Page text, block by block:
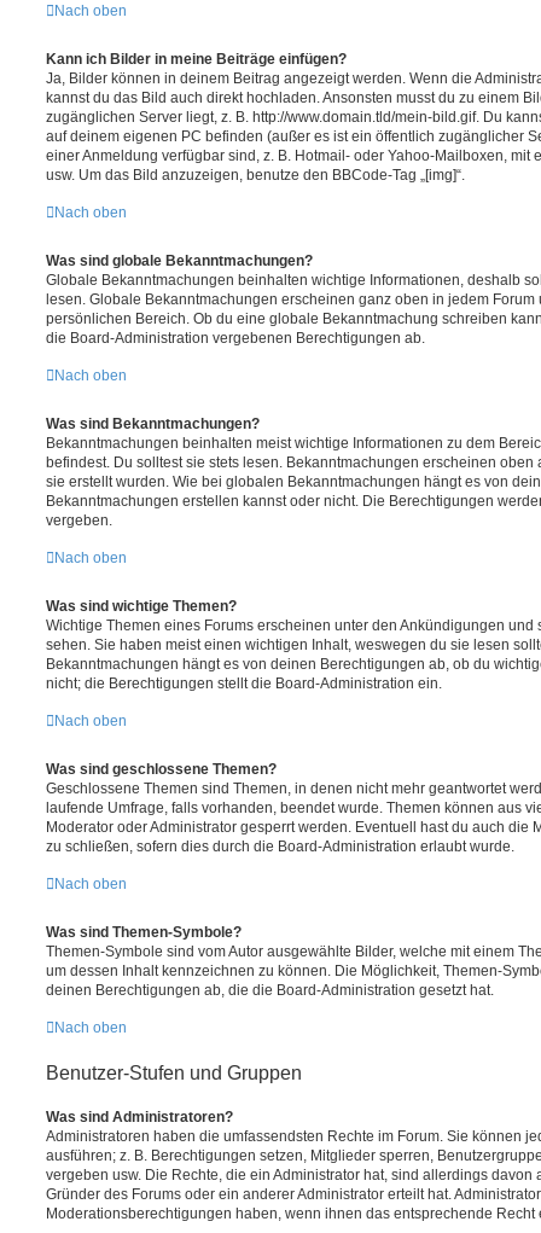
Nach oben
Kann ich Bilder in meine Beiträge einfügen?
Ja, Bilder können in deinem Beitrag angezeigt werden. Wenn die
kannst du das Bild auch direkt hochladen. Ansonsten musst du zu einem
zugänglichen Server liegt, z. B. http://www.domain.tld/mein-bild.gif. Du
auf deinem eigenen PC befinden (außer es ist ein öffentlich zugänglicher
einer Anmeldung verfügbar sind, z. B. Hotmail- oder Yahoo-Mailboxen, mit
usw. Um das Bild anzuzeigen, benutze den BBCode-Tag „[img]“.
Nach oben
Was sind globale Bekanntmachungen?
Globale Bekanntmachungen beinhalten wichtige Informationen, deshalb
lesen. Globale Bekanntmachungen erscheinen ganz oben in jedem
persönlichen Bereich. Ob du eine globale Bekanntmachung schreiben
die Board-Administration vergebenen Berechtigungen ab.
Nach oben
Was sind Bekanntmachungen?
Bekanntmachungen beinhalten meist wichtige Informationen zu dem
befindest. Du solltest sie stets lesen. Bekanntmachungen erscheinen oben
sie erstellt wurden. Wie bei globalen Bekanntmachungen hängt es von
Bekanntmachungen erstellen kannst oder nicht. Die Berechtigungen
vergeben.
Nach oben
Was sind wichtige Themen?
Wichtige Themen eines Forums erscheinen unter den Ankündigungen und
sehen. Sie haben meist einen wichtigen Inhalt, weswegen du sie lesen
Bekanntmachungen hängt es von deinen Berechtigungen ab, ob du
nicht; die Berechtigungen stellt die Board-Administration ein.
Nach oben
Was sind geschlossene Themen?
Geschlossene Themen sind Themen, in denen nicht mehr geantwortet
laufende Umfrage, falls vorhanden, beendet wurde. Themen können aus
Moderator oder Administrator gesperrt werden. Eventuell hast du auch die
zu schließen, sofern dies durch die Board-Administration erlaubt wurde.
Nach oben
Was sind Themen-Symbole?
Themen-Symbole sind vom Autor ausgewählte Bilder, welche mit einem
um dessen Inhalt kennzeichnen zu können. Die Möglichkeit, Themen-
deinen Berechtigungen ab, die die Board-Administration gesetzt hat.
Nach oben
Benutzer-Stufen und Gruppen
Was sind Administratoren?
Administratoren haben die umfassendsten Rechte im Forum. Sie können
ausführen; z. B. Berechtigungen setzen, Mitglieder sperren,
vergeben usw. Die Rechte, die ein Administrator hat, sind allerdings
Gründer des Forums oder ein anderer Administrator erteilt hat.
Moderationsberechtigungen haben, wenn ihnen das entsprechende Recht